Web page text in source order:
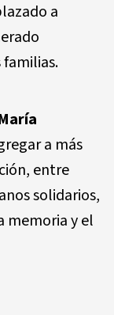
a
a más
entre
solidarios,
memoria y el